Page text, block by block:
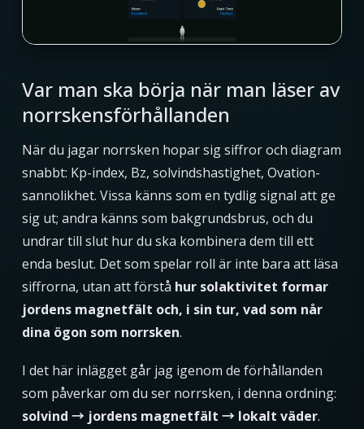
Var man ska börja när man läser av
norrskensförhållanden
När du jagar norrsken hopar sig siffror och diagram
snabbt: Kp-index, Bz, solvindshastighet, Ovation-
sannolikhet. Vissa känns som en tydlig signal att ge
sig ut; andra känns som bakgrundsbrus, och du
undrar till slut hur du ska kombinera dem till ett
enda beslut. Det som spelar roll är inte bara att läsa
siffrorna, utan att förstå hur solaktivitet formar
jordens magnetfält och, i sin tur, vad som når
dina ögon som norrsken.
I det här inlägget går jag igenom de förhållanden
som påverkar om du ser norrsken, i denna ordning:
solvind → jordens magnetfält → lokalt väder.